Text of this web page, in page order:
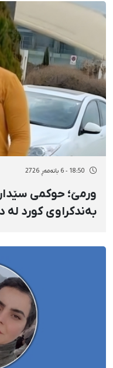
18:50 - 6 بانەمەڕ 2726
ورمێ؛ حوکمی
بەندکراوی کورد لە